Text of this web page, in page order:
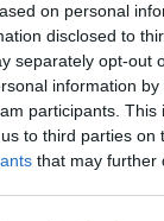
on personal
disclosed to
separately opt-out
information
participants.
to third parties on
that may further